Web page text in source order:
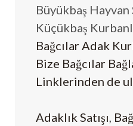
Büyükbaş Hayvan
Küçükbaş
Bağcılar Adak
Bize Bağcılar
Linklerinden de
Adaklık Satışı,